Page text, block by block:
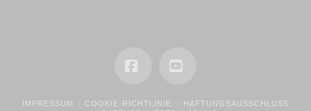
FacebookYouTube
IMPRESSUM COOKIE-RICHTLINIE
HAFTUNGSAUSSCHLUSS